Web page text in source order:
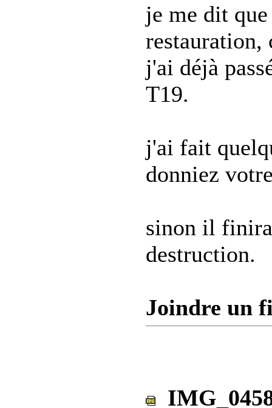
je me dit
restauration,
j'ai déjà
T19.
j'ai fait
donniez
sinon il finira
destruction.
Joindre un